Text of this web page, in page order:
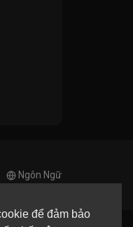
để đảm bảo
Ngôn Ngữ